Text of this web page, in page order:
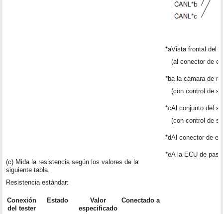
(c) Mida la resistencia según los valores de la
siguiente tabla.
Resistencia estándar:
Conexión
del tester
Estado
Valor
especificado
Conectado a
*aVista frontal del
(al conector de
*ba la cámara de
(con control de
*cAl conjunto del
(con control de
*dAl conector de
*eA la ECU de